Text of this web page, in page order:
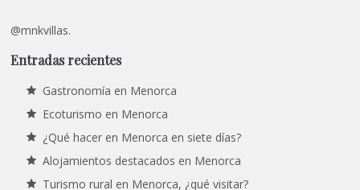
@mnkvillas.
Entradas recientes
Gastronomía en Menorca
Ecoturismo en Menorca
¿Qué hacer en Menorca en siete días?
Alojamientos destacados en Menorca
Turismo rural en Menorca, ¿qué visitar?